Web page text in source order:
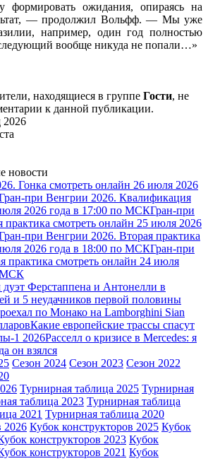
формировать ожидания, опираясь на
— продолжил Вольфф. — Мы уже
например, один год полностью
вообще никуда не попали…»
находящиеся в группе Гости, не
к данной публикации.
2026
новости
Гонка смотреть онлайн 26 июля 2026
при Венгрии 2026. Квалификация
2026 года в 17:00 по МСКГран-при
практика смотреть онлайн 25 июля 2026
при Венгрии 2026. Вторая практика
2026 года в 18:00 по МСКГран-при
практика смотреть онлайн 24 июля
МСК
Ферстаппена и Антонелли в
и 5 неудачников первой половины
по Монако на Lamborghini Sian
Какие европейские трассы спасут
1 2026Расселл о кризисе в Mercedes: я
он взялся
Сезон 2024 Сезон 2023 Сезон 2022
Турнирная таблица 2025 Турнирная
таблица 2023 Турнирная таблица
2021 Турнирная таблица 2020
2026 Кубок конструкторов 2025 Кубок
конструкторов 2023 Кубок
конструкторов 2021 Кубок